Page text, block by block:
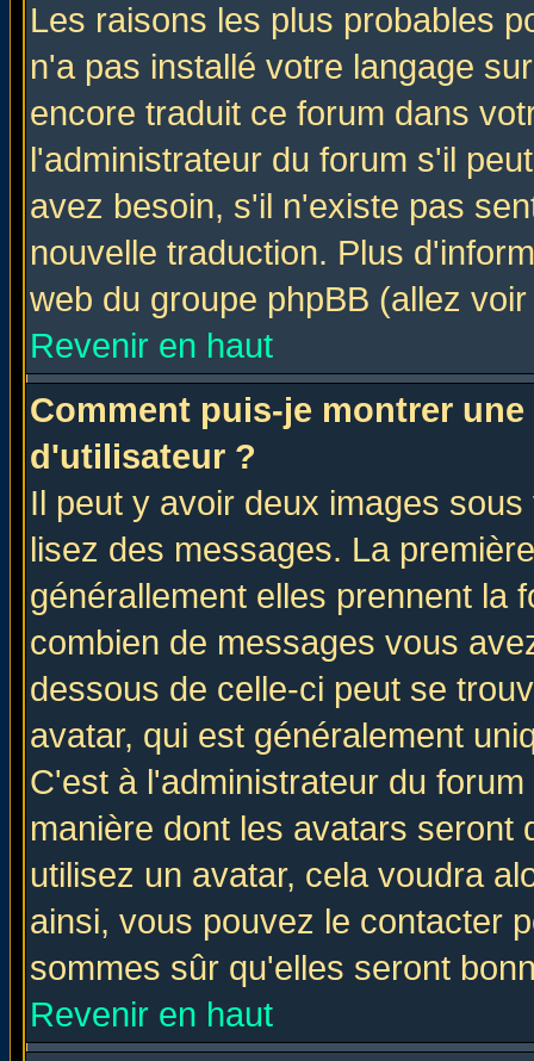
Les raisons les plus probables
n'a pas installé votre langage
encore traduit ce forum dans
l'administrateur du forum s'il
avez besoin, s'il n'existe pas
nouvelle traduction. Plus
web du groupe phpBB (allez
Revenir en haut
Comment puis-je montrer
d'utilisateur ?
Il peut y avoir deux images
lisez des messages. La
générallement elles prennent la
combien de messages vous
dessous de celle-ci peut se
avatar, qui est généralement
C'est à l'administrateur du
manière dont les avatars seront
utilisez un avatar, cela voudra
ainsi, vous pouvez le contacter
sommes sûr qu'elles seront
Revenir en haut